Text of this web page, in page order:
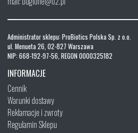
Administrator sklepu: ProBiotics Polska Sp. z o.o.
ul. Menueta 26, 02-827 Warszawa
NIP: 668-192-97-56, REGON 0000325182
INFORMACJE
Cennik
Warunki dostawy
Reklamacje i zwroty
Regulamin Sklepu